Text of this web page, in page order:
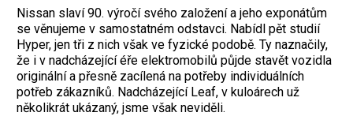
Nissan slaví 90. výročí svého založení a jeho exponátům
se věnujeme v samostatném odstavci. Nabídl pět studií
Hyper, jen tři z nich však ve fyzické podobě. Ty naznačily,
že i v nadcházející éře elektromobilů půjde stavět vozidla
originální a přesně zacílená na potřeby individuálních
potřeb zákazníků. Nadcházející Leaf, v kuloárech už
několikrát ukázaný, jsme však neviděli.